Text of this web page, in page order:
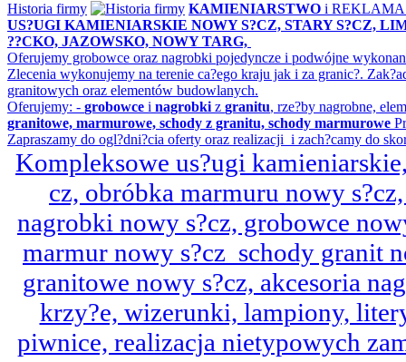
Historia firmy KAMIENIARSTWO i
US?UGI KAMIENIARSKIE NOWY S?CZ, STARY S?CZ,
??CKO, JAZOWSKO, NOWY TARG,
Oferujemy grobowce oraz nagrobki pojedyncze i podwójne
Zlecenia wykonujemy na terenie ca?ego kraju jak i za granic?.
granitowych oraz elementów budowlanych.
Oferujemy: - grobowce i nagrobki z granitu, rze?by nagrobne,
granitowe, marmurowe, schody z granitu, schody marmurowe
Zapraszamy do ogl?dni?cia oferty oraz realizacji i zach?camy do
Kompleksowe us?ugi
cz, obróbka marmuru nowy
nagrobki nowy s?cz, grobowce
marmur nowy s?cz schody granit
granitowe nowy s?cz, akcesoria
krzy?e, wizerunki, lampiony,
piwnice, realizacja nietypowych